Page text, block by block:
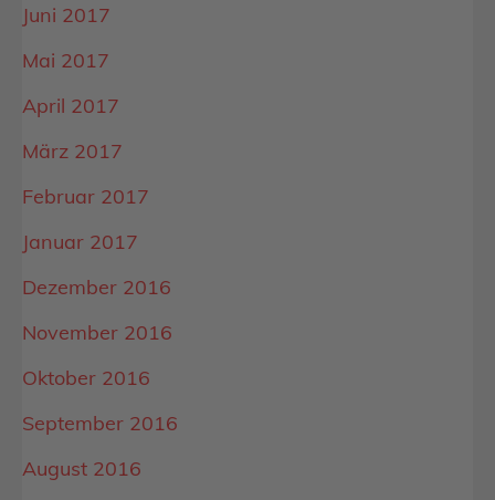
Juni 2017
Mai 2017
April 2017
März 2017
Februar 2017
Januar 2017
Dezember 2016
November 2016
Oktober 2016
September 2016
August 2016